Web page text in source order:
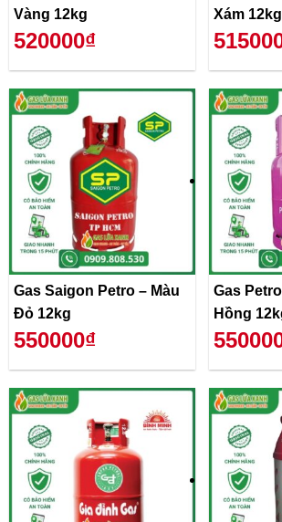
Vàng 12kg
520000₫
Xám 12kg
Gas Saigon Petro – Màu
Đỏ 12kg
550000₫
Gas
Hồng